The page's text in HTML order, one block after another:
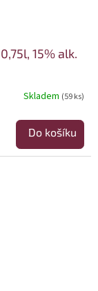
15% alk.
Skladem (59 ks)
Do košíku